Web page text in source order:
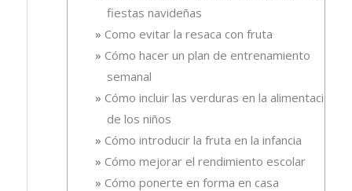
fiestas navideñas
Como evitar la resaca con fruta
Cómo hacer un plan de entrenamiento
semanal
Cómo incluir las verduras en la alimentación
de los niños
Cómo introducir la fruta en la infancia
Cómo mejorar el rendimiento escolar
Cómo ponerte en forma en casa